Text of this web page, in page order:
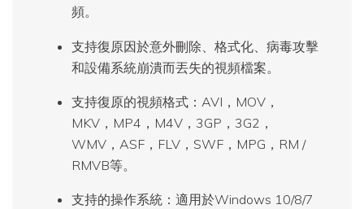
頻。
支持復原因於意外刪除、格式化、病毒攻擊
和設備系統崩潰而丟失的視頻檔案。
支持復原的視頻格式：AVI，MOV，
MKV，MP4，M4V，3GP，3G2，
WMV，ASF，FLV，SWF，MPG，RM /
RMVB等。
支持的操作系統：適用於Windows 10/8/7